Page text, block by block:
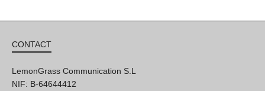
CONTACT
LemonGrass Communication S.L
NIF: B-64644412